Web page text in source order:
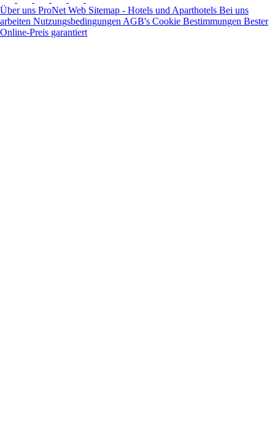
Über uns ProNet Web Sitemap - Hotels und Aparthotels Bei uns
arbeiten Nutzungsbedingungen AGB's Cookie Bestimmungen Bester
Online-Preis garantiert